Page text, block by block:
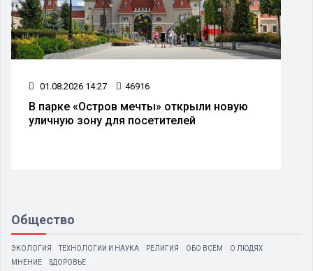
01.08.2026 14:27 46916
В парке «Остров мечты» открыли новую
уличную зону для посетителей
Общество
ЭКОЛОГИЯ ТЕХНОЛОГИИ И НАУКА РЕЛИГИЯ ОБО ВСЕМ
О ЛЮДЯХ
МНЕНИЕ
ЗДОРОВЬЕ